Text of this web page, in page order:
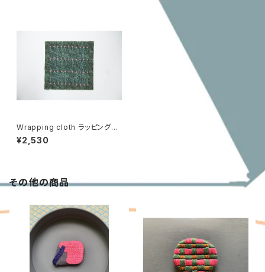
Wrapping cloth ラッピングク
ロス[herbs Horsetail]
¥2,530
その他の商品